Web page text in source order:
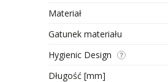
Materiał
Gatunek materiału
Hygienic Design
Długość [mm]